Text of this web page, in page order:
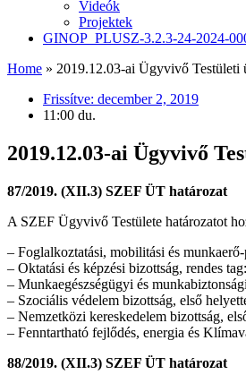
Videók
Projektek
GINOP_PLUSZ-3.2.3-24-2024-
Home » 2019.12.03-ai Ügyvivő Testületi
Frissítve: december 2, 2019
11:00 du.
2019.12.03-ai Ügyvivő
87/2019. (XII.3) SZEF ÜT határozat
A SZEF Ügyvivő Testülete határozatot
– Foglalkoztatási, mobilitási és
– Oktatási és képzési bizottság, rendes
– Munkaegészségügyi és
– Szociális védelem bizottság, első
– Nemzetközi kereskedelem bizottság,
– Fenntartható fejlődés, energia és
88/2019. (XII.3) SZEF ÜT határozat